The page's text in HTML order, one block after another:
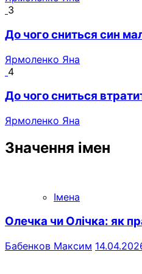
3
До чого сниться син
Ярмоленко Яна
4
До чого сниться
Ярмоленко Яна
Значення імен
Імена
Олечка чи Олічка: як
Бабенков Максим